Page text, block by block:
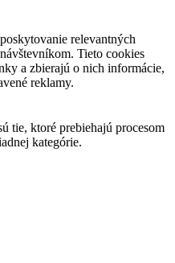
relevantných
Tieto cookies
a zbierajú o nich informácie,
reklamy.
tie, ktoré prebiehajú procesom
kategórie.